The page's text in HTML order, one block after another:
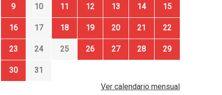
9 10 11 12 13 14 15
16 17 18 19 20 21 22
23 24 25 26 27 28 29
30
31
Ver calendario mensual